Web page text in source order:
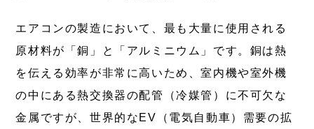
エアコンの製造において、最も大量に使用される
原材料が「銅」と「アルミニウム」です。銅は熱
を伝える効率が非常に高いため、室内機や室外機
の中にある熱交換器の配管（冷媒管）に不可欠な
金属ですが、世界的なEV（電気自動車）需要の拡